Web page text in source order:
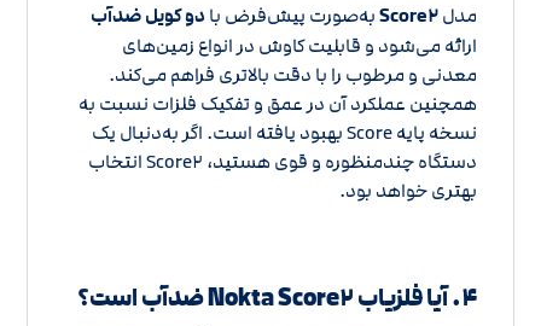
مدلScore۲به‌صورت پیش‌فرض بادو کویل ضدآب
ارائه می‌شود و قابلیت کاوش در انواع زمین‌های
معدنی و مرطوب را با دقت بالاتری فراهم می‌کند.
همچنین عملکرد آن در عمق و تفکیک فلزات نسبت به
نسخه پایه Score بهبود یافته است. اگر به‌دنبال یک
دستگاه چندمنظوره و قوی هستید، Score۲ انتخاب
بهتری خواهد بود.
۴. آیا فلزیاب Nokta Score۲ ضدآب است؟